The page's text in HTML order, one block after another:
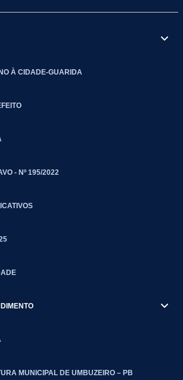
À CIDADE-GUARIDA
- Nº 195/2022
MUNICIPAL DE UMBUZEIRO – PB